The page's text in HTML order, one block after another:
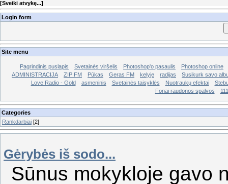
[Sveiki atvykę...]
Login form
Site menu
Pagrindinis puslapis Svetainės viršelis Photoshop'o pasaulis
Photoshop online
ADMINISTRACIJA
ZIP FM Pūkas Geras FM kelyje radijas
Susikurk savo
Love Radio - Gold
asmeninis Svetainės taisyklės Nuotraukų efektai
Fonai raudonos spalvos
111
Categories
Rankdarbiai [2]
Gėrybės iš sodo...
Sūnus mokykloje gavo